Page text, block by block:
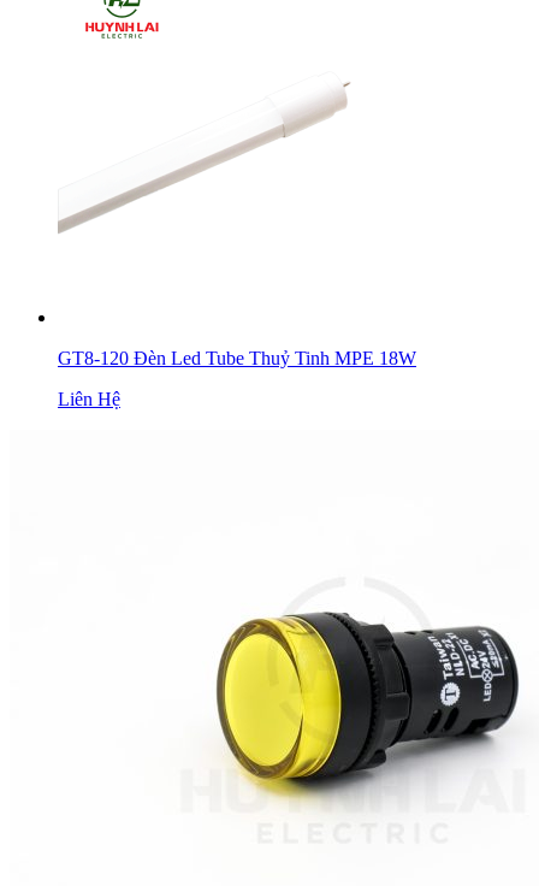
GT8-120 Đèn Led Tube Thuỷ Tinh MPE 18W
Liên Hệ